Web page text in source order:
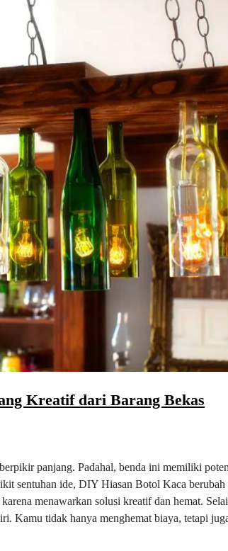
Kreatif dari Barang Bekas
panjang. Padahal, benda ini memiliki
sentuhan ide, DIY Hiasan Botol Kaca berubah
menawarkan solusi kreatif dan hemat.
Kamu tidak hanya menghemat biaya, tetapi